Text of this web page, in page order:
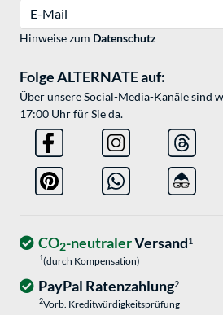
Hinweise zum Datenschutz
Folge ALTERNATE auf:
Über unsere Social-Media-Kanäle sind
17:00 Uhr für Sie da.
CO2-neutralerVersand1
1(durch Kompensation)
PayPal Ratenzahlung2
2Vorb. Kreditwürdigkeitsprüfung